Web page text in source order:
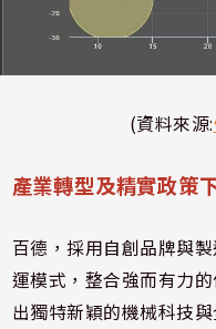
(資料來源:
產業轉型及精實政策
百德，採用自創品牌與
運模式，整合強而有力
出獨特新穎的機械科技